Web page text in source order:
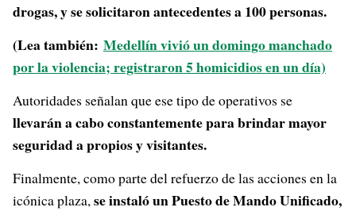
drogas, y se solicitaron antecedentes a 100 personas.
(Lea también: Medellín vivió un domingo manchado
por la violencia; registraron 5 homicidios en un día)
Autoridades señalan que ese tipo de operativos se
llevarán a cabo constantemente para brindar mayor
seguridad a propios y visitantes.
Finalmente, como parte del refuerzo de las acciones en la
icónica plaza,se instaló un Puesto de Mando Unificado,